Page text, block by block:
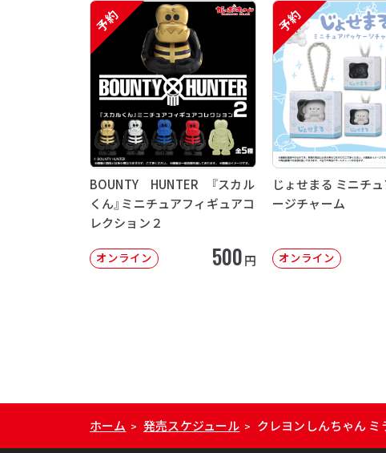
予約
BOUNTY HUNTER 『スカル
くん』ミニチュアフィギュアコ
レクション２
オンライン 500円
予約
じょせまる ミニチ
ージチャーム
オンライン
ホーム > 発売スケジュール > クレヨンしんちゃん